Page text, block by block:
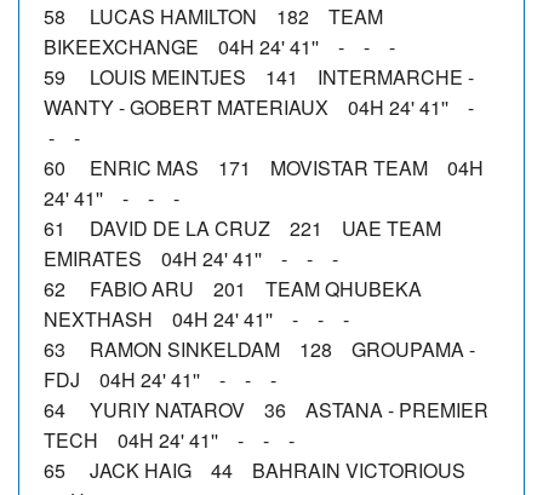
58 LUCAS HAMILTON 182 TEAM
BIKEEXCHANGE 04H 24' 41'' - - -
59 LOUIS MEINTJES 141 INTERMARCHE -
WANTY - GOBERT MATERIAUX 04H 24' 41'' -
- -
60 ENRIC MAS 171 MOVISTAR TEAM 04H
24' 41'' - - -
61 DAVID DE LA CRUZ 221 UAE TEAM
EMIRATES 04H 24' 41'' - - -
62 FABIO ARU 201 TEAM QHUBEKA
NEXTHASH 04H 24' 41'' - - -
63 RAMON SINKELDAM 128 GROUPAMA -
FDJ 04H 24' 41'' - - -
64 YURIY NATAROV 36 ASTANA - PREMIER
TECH 04H 24' 41'' - - -
65 JACK HAIG 44 BAHRAIN VICTORIOUS